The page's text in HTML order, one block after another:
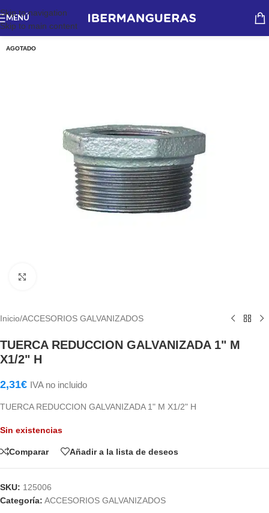
Skip to navigation
Skip to main content
MENÚ
AGOTADO
Inicio/ACCESORIOS GALVANIZADOS
TUERCA REDUCCION GALVANIZADA 1" M
X1/2" H
2,31€ IVA no incluido
TUERCA REDUCCION GALVANIZADA 1" M X1/2" H
Sin existencias
Comparar Añadir a la lista de deseos
SKU: 125006
Categoría: ACCESORIOS GALVANIZADOS